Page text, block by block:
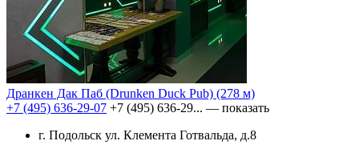
Дранкен Дак Паб (Drunken Duck Pub) (278 м)
+7 (495) 636-29-07 +7 (495) 636-29... — показать
г. Подольск ул. Клемента Готвальда, д.8